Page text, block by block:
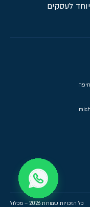
לעסקים
כל הזכויות שמורות 2026 – מכלול